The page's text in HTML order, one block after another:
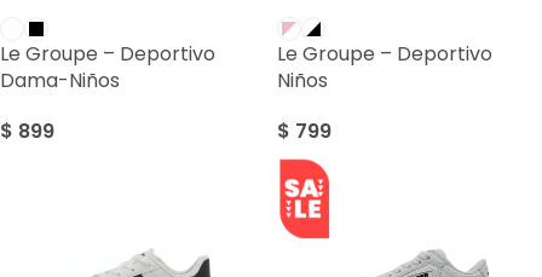
Le Groupe – Deportivo
Dama-Niños
$ 899
Le Groupe – Deportivo
Niños
$ 799